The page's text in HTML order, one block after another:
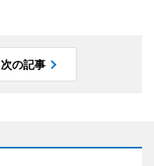
次の記事